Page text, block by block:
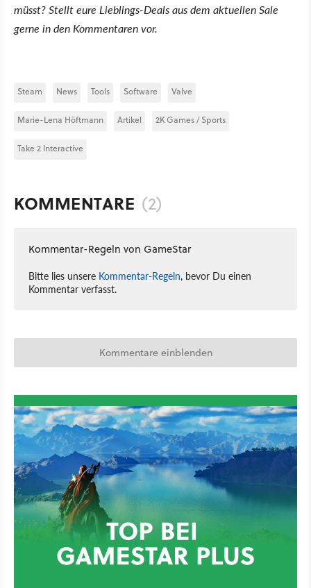
müsst? Stellt eure Lieblings-Deals aus dem aktuellen Sale
gerne in den Kommentaren vor.
Steam News Tools Software Valve
Marie-Lena Höftmann Artikel 2K Games / Sports
Take 2 Interactive
KOMMENTARE (2)
Kommentar-Regeln von GameStar
Bitte lies unsere Kommentar-Regeln, bevor Du einen
Kommentar verfasst.
Kommentare einblenden